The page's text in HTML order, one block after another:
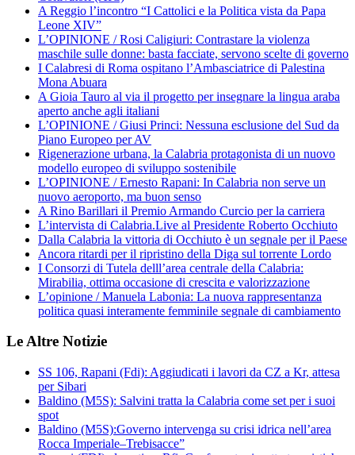
A Reggio l’incontro “I Cattolici e la Politica vista da Papa
Leone XIV”
L’OPINIONE / Rosi Caligiuri: Contrastare la violenza
maschile sulle donne: basta facciate, servono scelte di governo
I Calabresi di Roma ospitano l’Ambasciatrice di Palestina
Mona Abuara
A Gioia Tauro al via il progetto per insegnare la lingua araba
aperto anche agli italiani
L’OPINIONE / Giusi Princi: Nessuna esclusione del Sud da
Piano Europeo per AV
Rigenerazione urbana, la Calabria protagonista di un nuovo
modello europeo di sviluppo sostenibile
L’OPINIONE / Ernesto Rapani: In Calabria non serve un
nuovo aeroporto, ma buon senso
A Rino Barillari il Premio Armando Curcio per la carriera
L’intervista di Calabria.Live al Presidente Roberto Occhiuto
Dalla Calabria la vittoria di Occhiuto è un segnale per il Paese
Ancora ritardi per il ripristino della Diga sul torrente Lordo
I Consorzi di Tutela delll’area centrale della Calabria:
Mirabilia, ottima occasione di crescita e valorizzazione
L’opinione / Manuela Labonia: La nuova rappresentanza
politica quasi interamente femminile segnale di cambiamento
Le Altre Notizie
SS 106, Rapani (Fdi): Aggiudicati i lavori da CZ a Kr, attesa
per Sibari
Baldino (M5S): Salvini tratta la Calabria come set per i suoi
spot
Baldino (M5S):Governo intervenga su crisi idrica nell’area
Rocca Imperiale–Trebisacce”